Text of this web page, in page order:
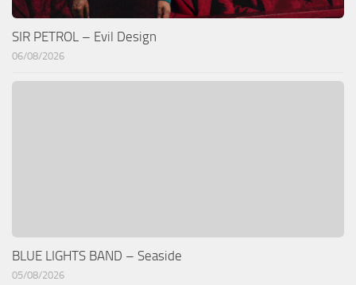
SIR PETROL – Evil Design
06/08/2026
BLUE LIGHTS BAND – Seaside
05/08/2026